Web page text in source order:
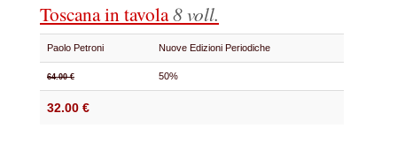
Toscana in tavola8 voll.
Paolo Petroni Nuove Edizioni Periodiche
64.00 € 50%
32.00 €